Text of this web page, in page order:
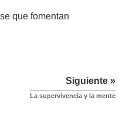
que fomentan
Siguiente »
La supervivencia y la mente